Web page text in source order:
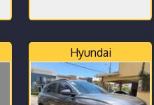
Hyundai